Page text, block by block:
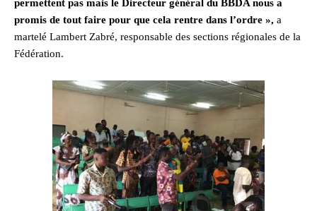
permettent pas mais le Directeur général du BBDA nous a
promis de tout faire pour que cela rentre dans l’ordre », a
martelé Lambert Zabré, responsable des sections régionales de la
Fédération.